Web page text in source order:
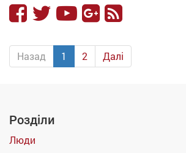
Назад 1 2 Далі
Розділи
Люди